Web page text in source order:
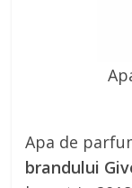
Apa de
brandului